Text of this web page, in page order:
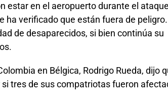
estar en el aeropuerto durante el
ha verificado que están fuera de
de desaparecidos, si bien continúa su
en Bélgica, Rodrigo Rueda, dijo
tres de sus compatriotas fueron